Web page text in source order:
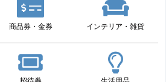
商品券・金券 インテリア・雑貨